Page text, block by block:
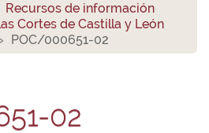
Recursos de información
Cortes de Castilla y León
POC/000651-02
02